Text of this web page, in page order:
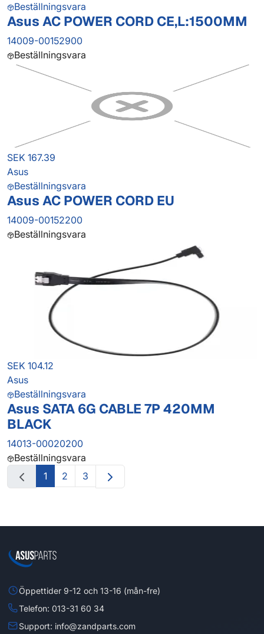
Beställningsvara
Asus AC POWER CORD CE,L:1500MM
14009-00152900
Beställningsvara
SEK 167.39
Asus
Beställningsvara
Asus AC POWER CORD EU
14009-00152200
Beställningsvara
SEK 104.12
Asus
Beställningsvara
Asus SATA 6G CABLE 7P 420MM
BLACK
14013-00020200
Beställningsvara
1
2 3
Öppettider 9-12 och 13-16 (mån-fre)
Telefon: 013-31 60 34
Support: info@zandparts.com